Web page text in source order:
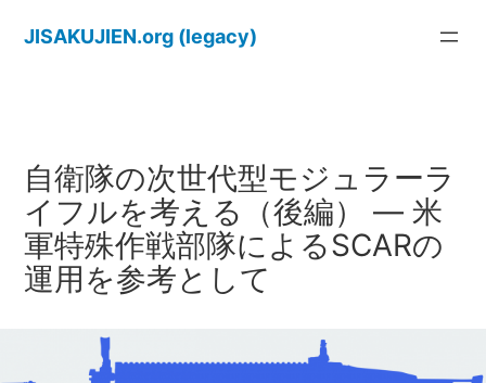
JISAKUJIEN.org (legacy)
自衛隊の次世代型モジュラーラ
イフルを考える（後編） ― 米
軍特殊作戦部隊によるSCARの
運用を参考として